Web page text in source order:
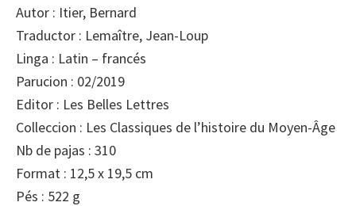
Autor : Itier, Bernard
Traductor : Lemaître, Jean-Loup
Linga : Latin – francés
Parucion : 02/2019
Editor : Les Belles Lettres
Colleccion : Les Classiques de l’histoire du Moyen-Âge
Nb de pajas : 310
Format : 12,5 x 19,5 cm
Pés : 522 g